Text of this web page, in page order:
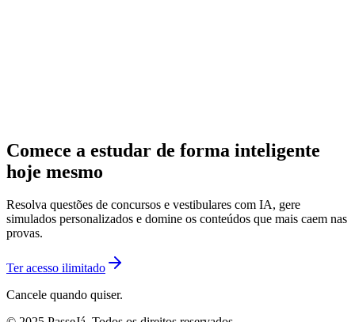
Comece a estudar de forma inteligente
hoje mesmo
Resolva questões de concursos e vestibulares com IA, gere
simulados personalizados e domine os conteúdos que mais caem nas
provas.
Ter acesso ilimitado
Cancele quando quiser.